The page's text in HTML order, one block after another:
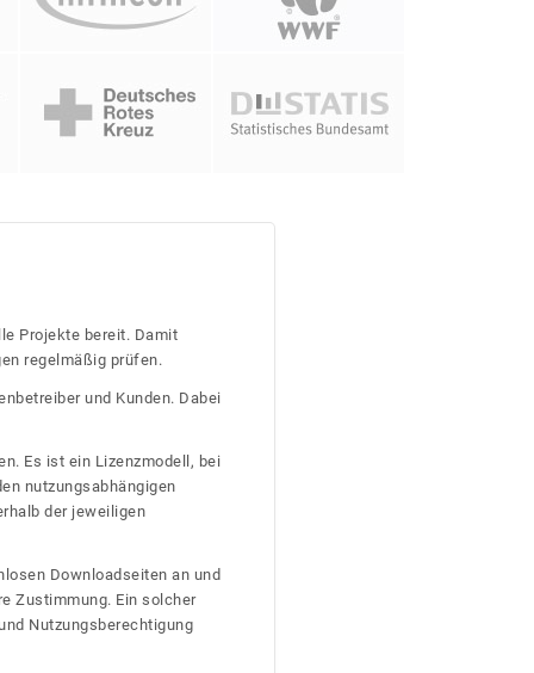
Projekte bereit. Damit
regelmäßig prüfen.
und Kunden. Dabei
Es ist ein Lizenzmodell, bei
nutzungsabhängigen
der jeweiligen
Downloadseiten an und
Zustimmung. Ein solcher
Nutzungsberechtigung